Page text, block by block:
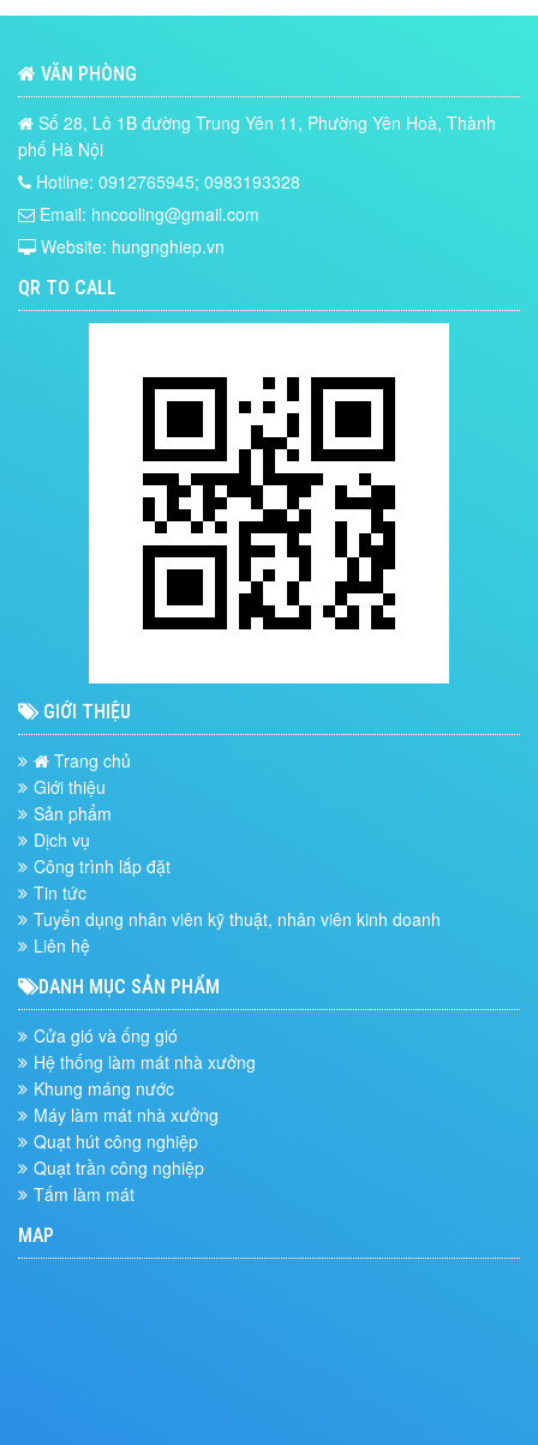
VĂN PHÒNG
Số 28, Lô 1B đường Trung Yên 11, Phường Yên Hoà, Thành
phố Hà Nội
Hotline: 0912765945; 0983193328
Email: hncooling@gmail.com
Website: hungnghiep.vn
QR TO CALL
GIỚI THIỆU
Trang chủ
Giới thiệu
Sản phẩm
Dịch vụ
Công trình lắp đặt
Tin tức
Tuyển dụng nhân viên kỹ thuật, nhân viên kinh doanh
Liên hệ
DANH MỤC SẢN PHẨM
Cửa gió và ống gió
Hệ thống làm mát nhà xưởng
Khung máng nước
Máy làm mát nhà xưởng
Quạt hút công nghiệp
Quạt trần công nghiệp
Tấm làm mát
MAP